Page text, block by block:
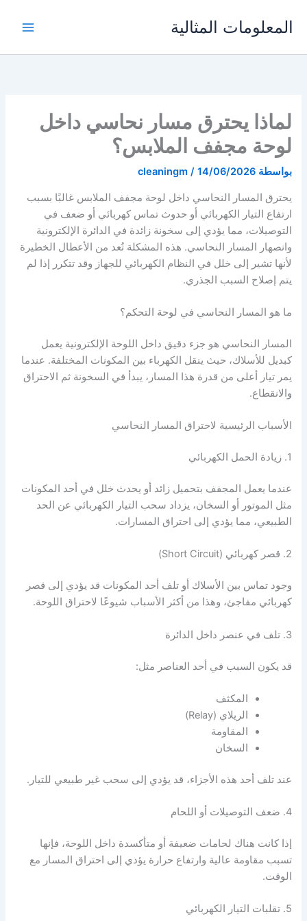
المعلومات المثالية
لماذا يحترق مسار نحاسي داخل
لوحة مجفف الملابس؟
بواسطة cleaningm / 14/06/2026
يحترق المسار النحاسي داخل لوحة مجفف الملابس غالبًا بسبب
ارتفاع التيار الكهربائي أو حدوث تماس كهربائي أو ضعف في
التوصيلات، مما يؤدي إلى سخونة زائدة في الدائرة الإلكترونية
وانصهار المسار النحاسي. هذه المشكلة تُعد من الأعطال الخطيرة
لأنها تشير إلى خلل في النظام الكهربائي للجهاز وقد تتكرر إذا لم
يتم إصلاح السبب الجذري.
ما هو المسار النحاسي في لوحة التحكم؟
المسار النحاسي هو جزء دقيق داخل اللوحة الإلكترونية يعمل
كبديل للأسلاك، حيث ينقل الكهرباء بين المكونات المختلفة. عندما
يمر تيار أعلى من قدرة هذا المسار، يبدأ في السخونة ثم الاحتراق
والانقطاع.
الأسباب الرئيسية لاحتراق المسار النحاسي
1. زيادة الحمل الكهربائي
عندما يعمل المجفف بتحميل زائد أو يحدث خلل في أحد المكونات
مثل الموتور أو السخان، يزداد سحب التيار الكهربائي عن الحد
الطبيعي، مما يؤدي إلى احتراق المسارات.
2. قصر كهربائي (Short Circuit)
وجود تماس بين الأسلاك أو تلف أحد المكونات قد يؤدي إلى قصر
كهربائي مفاجئ، وهذا من أكثر الأسباب شيوعًا لاحتراق اللوحة.
3. تلف في عنصر داخل الدائرة
قد يكون السبب في أحد العناصر مثل:
المكثف
الريلاي (Relay)
المقاومة
السخان
عند تلف أحد هذه الأجزاء، قد يؤدي إلى سحب غير طبيعي للتيار.
4. ضعف التوصيلات أو اللحام
إذا كانت هناك لحامات ضعيفة أو متأكسدة داخل اللوحة، فإنها
تسبب مقاومة عالية وارتفاع حرارة يؤدي إلى احتراق المسار مع
الوقت.
5. تقلبات التيار الكهربائي